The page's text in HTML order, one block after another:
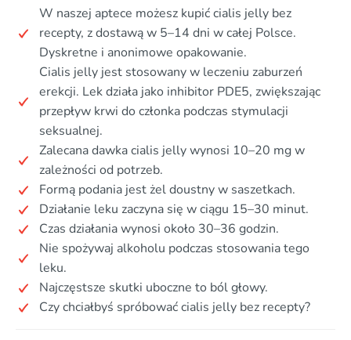
W naszej aptece możesz kupić cialis jelly bez
recepty, z dostawą w 5–14 dni w całej Polsce.
Dyskretne i anonimowe opakowanie.
Cialis jelly jest stosowany w leczeniu zaburzeń
erekcji. Lek działa jako inhibitor PDE5, zwiększając
przepływ krwi do członka podczas stymulacji
seksualnej.
Zalecana dawka cialis jelly wynosi 10–20 mg w
zależności od potrzeb.
Formą podania jest żel doustny w saszetkach.
Działanie leku zaczyna się w ciągu 15–30 minut.
Czas działania wynosi około 30–36 godzin.
Nie spożywaj alkoholu podczas stosowania tego
leku.
Najczęstsze skutki uboczne to ból głowy.
Czy chciałbyś spróbować cialis jelly bez recepty?